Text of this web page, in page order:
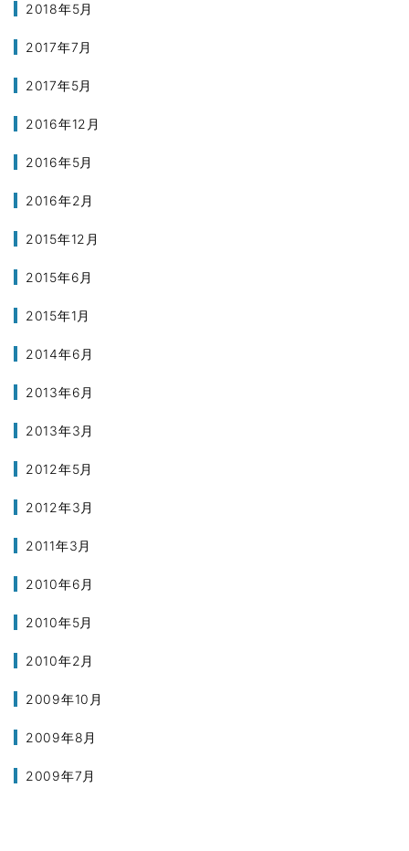
2018年5月
2017年7月
2017年5月
2016年12月
2016年5月
2016年2月
2015年12月
2015年6月
2015年1月
2014年6月
2013年6月
2013年3月
2012年5月
2012年3月
2011年3月
2010年6月
2010年5月
2010年2月
2009年10月
2009年8月
2009年7月